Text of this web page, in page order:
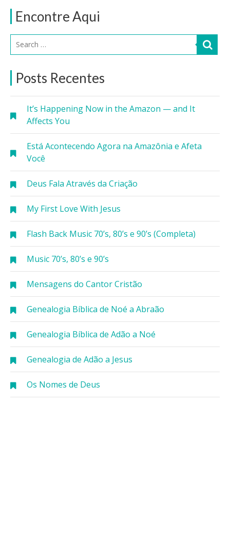
Encontre Aqui
Posts Recentes
It’s Happening Now in the Amazon — and It
Affects You
Está Acontecendo Agora na Amazônia e Afeta
Você
Deus Fala Através da Criação
My First Love With Jesus
Flash Back Music 70’s, 80’s e 90’s (Completa)
Music 70’s, 80’s e 90’s
Mensagens do Cantor Cristão
Genealogia Bíblica de Noé a Abraão
Genealogia Bíblica de Adão a Noé
Genealogia de Adão a Jesus
Os Nomes de Deus